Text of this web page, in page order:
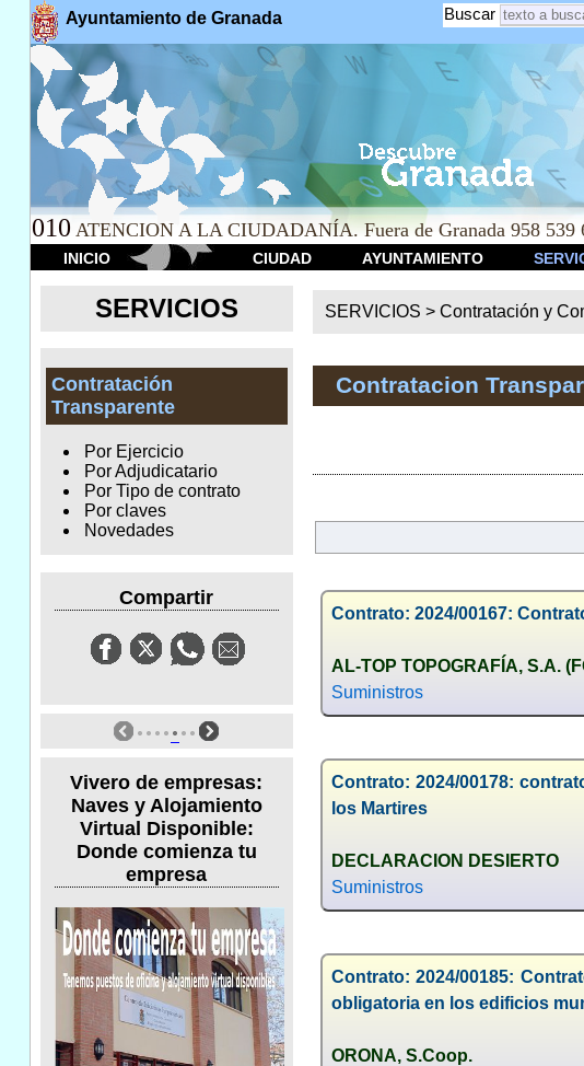
Ayuntamiento de Granada Buscar
010 ATENCION A LA CIUDADANÍA. Fuera de Granada 958 539
INICIO CIUDAD AYUNTAMIENTO
SERVICIOS
Contratación
Transparente
Por Ejercicio
Por Adjudicatario
Por Tipo de contrato
Por claves
Novedades
Compartir
Vivero de empresas:
Naves y Alojamiento
Virtual Disponible:
Donde comienza tu
empresa
SERVICIOS >Contratación y
Contratacion
Contrato: 2024/00167:
AL-TOP TOPOGRAFÍA, S.A.
Suministros
Contrato: 2024/00178:
los Martires
DECLARACION DESIERTO
Suministros
Contrato: 2024/00185:
obligatoria en los edificios
ORONA, S.Coop.